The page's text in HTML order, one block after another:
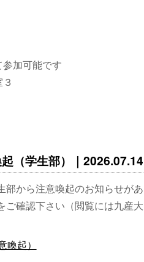
加可能です
（学生部）｜2026.07.14
部から注意喚起のお知らせがあ
ご確認下さい（閲覧には九産大
起）